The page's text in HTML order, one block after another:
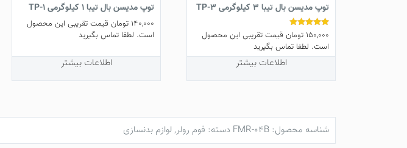
توپ مدیسن بال تیبا 3 کیلوگرمی TP-3
نمره
5.00
از 5
150,000 تومان قیمت تقریبی این محصول
است. لطفا تماس بگیرید
اطلاعات بیشتر
توپ مدیسن بال تیبا 1 کیلوگرمی TP-1
140,000 تومانقیمت تقریبی این محصول
است. لطفا تماس بگیرید
اطلاعات بیشتر
شناسه محصول: FMR-04B دسته: فوم رولر,لوازم بدنسازی